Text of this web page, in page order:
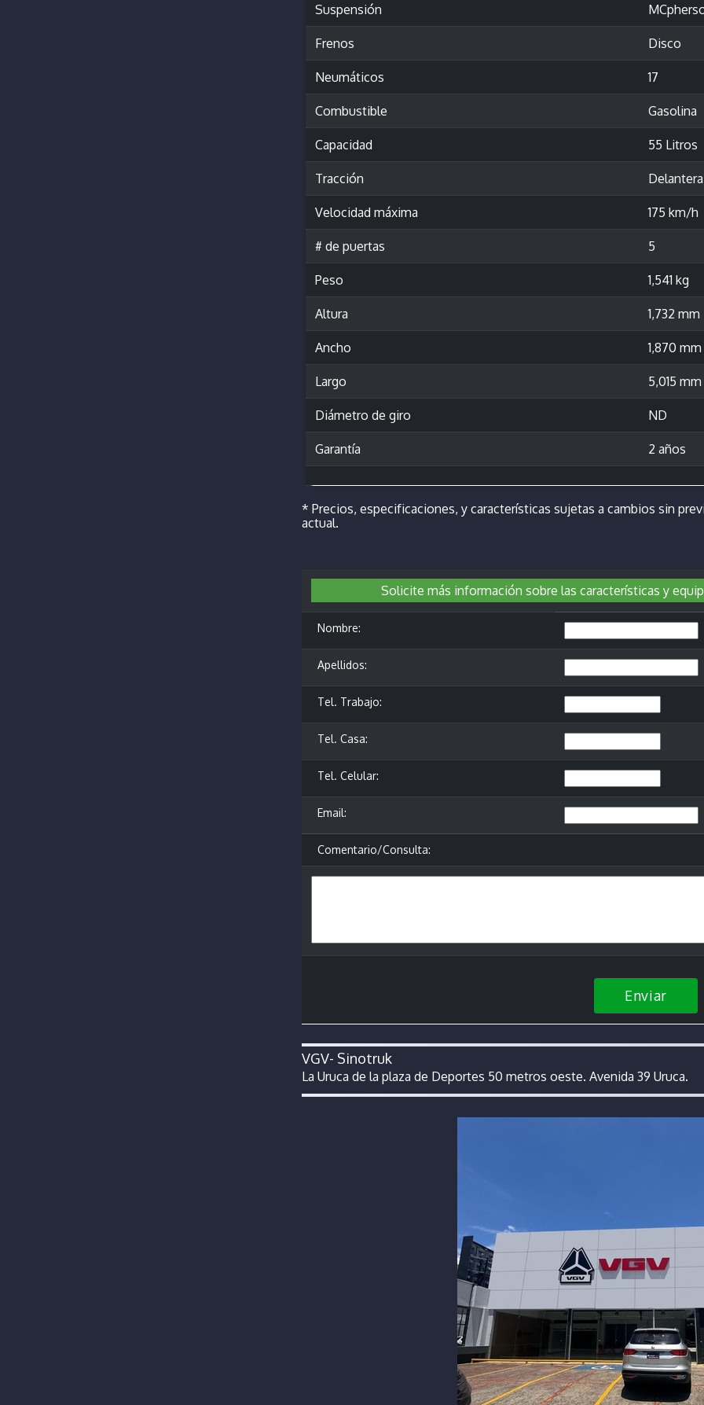
Suspensión
Frenos Disco
Neumáticos 17
Combustible Gasolina
Capacidad 55 Litros
Tracción Delantera
Velocidad máxima 175 km/h
# de puertas 5
Peso 1,541 kg
Altura 1,732 mm
Ancho 1,870 mm
Largo 5,015 mm
Diámetro de giro ND
Garantía 2 años
* Precios, especificaciones, y características sujetas a cambios sin
actual.
Solicite más información sobre las características y
Nombre:
Apellidos:
Tel. Trabajo:
Tel. Casa:
Tel. Celular:
Email:
Comentario/Consulta:
Enviar
VGV- Sinotruk
La Uruca de la plaza de Deportes 50 metros oeste. Avenida 39 Uruca.